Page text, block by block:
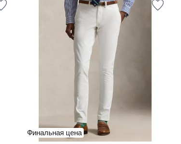
Финальная цена